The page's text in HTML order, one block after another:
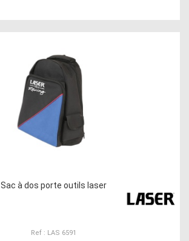
Sac à dos porte outils laser
Ref : LAS 6591